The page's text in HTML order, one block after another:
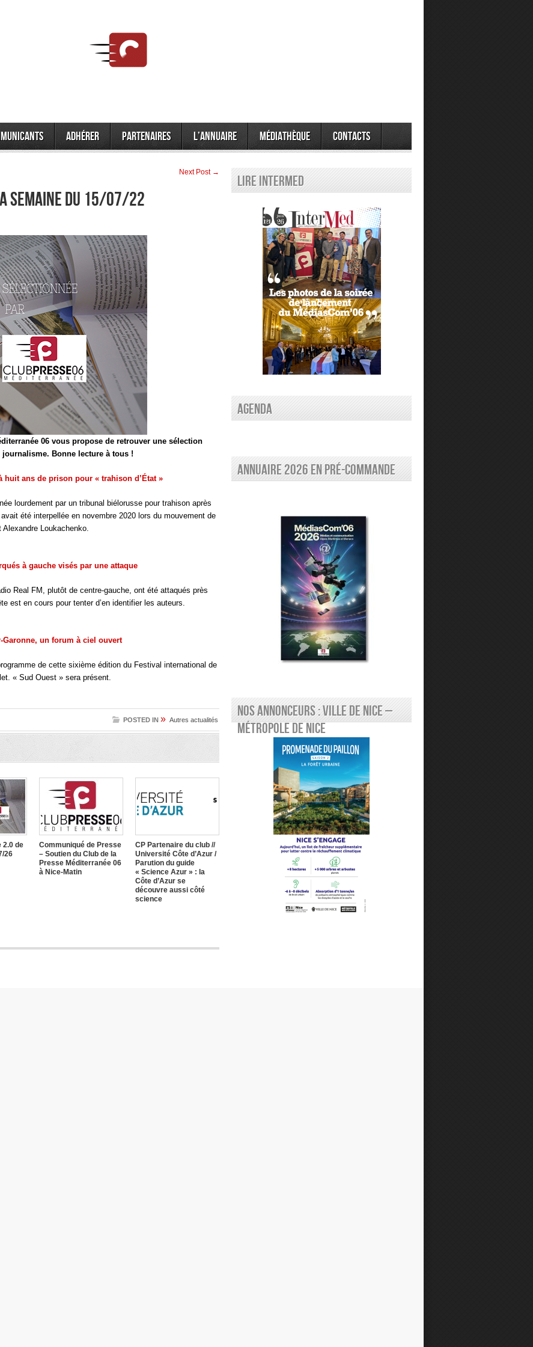
Adhérer Partenaires L’annuaire Médiathèque Contacts
Next Post →
semaine du 15/07/22
06 vous propose de retrouver une sélection
Bonne lecture à tous !
ans de prison pour « trahison d’État »
lourdement par un tribunal biélorusse pour trahison après
été interpellée en novembre 2020 lors du mouvement de
Loukachenko.
à gauche visés par une attaque
Real FM, plutôt de centre-gauche, ont été attaqués près
est en cours pour tenter d’en identifier les auteurs.
un forum à ciel ouvert
de cette sixième édition du Festival international de
« Sud Ouest » sera présent.
POSTED IN » Autres actualités
2.0 de
26
Communiqué de Presse
– Soutien du Club de la
Presse Méditerranée 06
à Nice-Matin
CP Partenaire du club //
Université Côte d’Azur /
Parution du guide
« Science Azur » : la
Côte d’Azur se
découvre aussi côté
science
Lire Intermed
AGENDA
Annuaire 2026 en pré-commande
Nos annonceurs : Ville de Nice –
Métropole de Nice